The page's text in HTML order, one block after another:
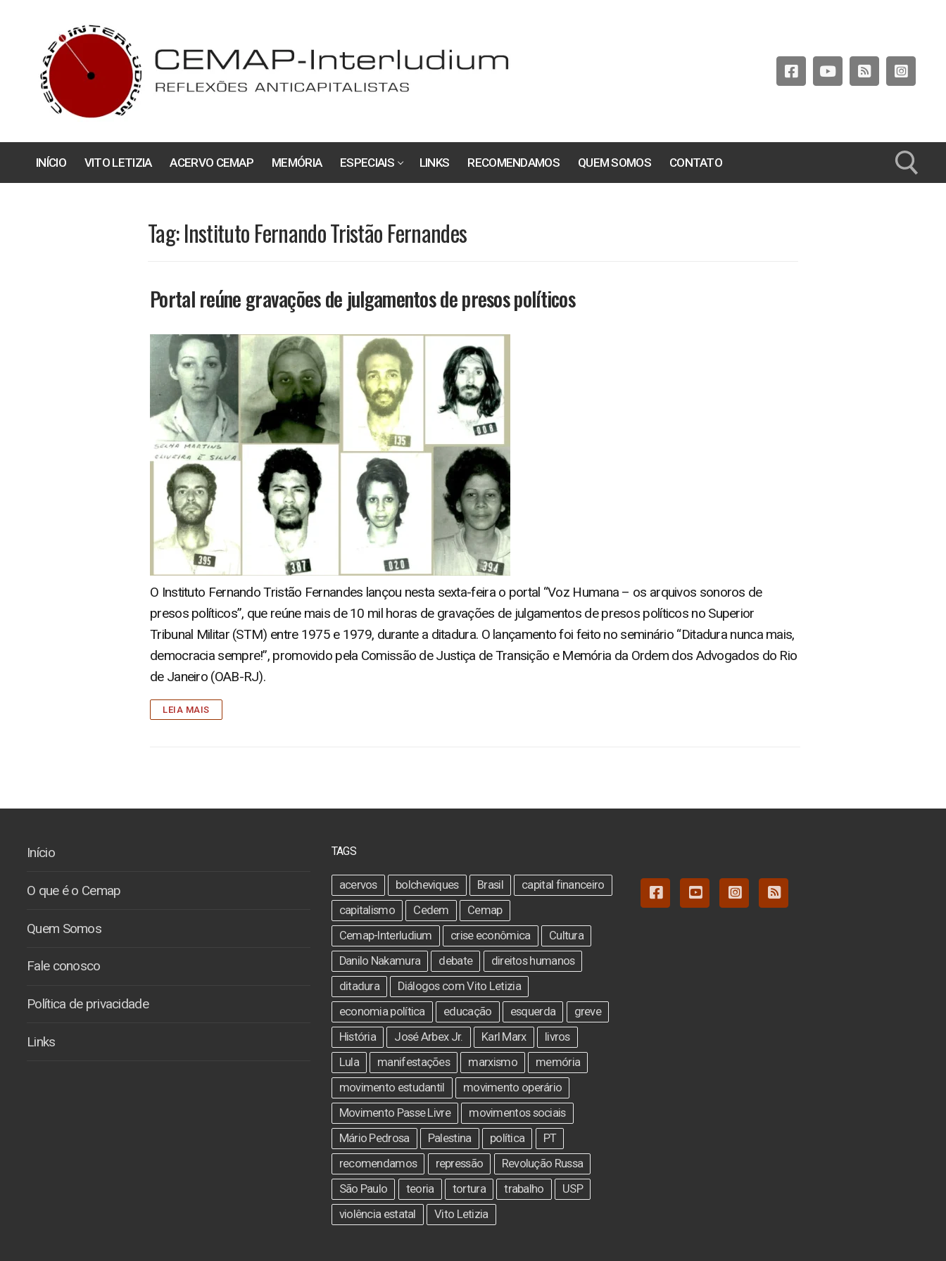
conteúdo
INÍCIO VITO LETIZIA ACERVO CEMAP MEMÓRIA ESPECIAIS LINKS RECOMENDAMOS QUEM SOMOS CONTATO
Tag:Instituto Fernando Tristão Fernandes
Portal reúne gravações de julgamentos de presos políticos
O Instituto Fernando Tristão Fernandes lançou nesta sexta-feira o portal “Voz Humana – os arquivos sonoros de
presos políticos”, que reúne mais de 10 mil horas de gravações de julgamentos de presos políticos no Superior
Tribunal Militar (STM) entre 1975 e 1979, durante a ditadura. O lançamento foi feito no seminário “Ditadura nunca mais,
democracia sempre!”, promovido pela Comissão de Justiça de Transição e Memória da Ordem dos Advogados do Rio
de Janeiro (OAB-RJ).
LEIA MAIS
Início
O que é o Cemap
Quem Somos
Fale conosco
Política de privacidade
Links
TAGS
acervos bolcheviques Brasil
capital financeiro
capitalismo
Cedem
Cemap
Cemap-Interludium
crise econômica
Cultura
Danilo Nakamura
debate
direitos humanos
ditadura
Diálogos com Vito Letizia
economia política
educação esquerda
greve
História
José Arbex Jr. Karl Marx
livros
Lula
manifestações marxismo
memória
movimento estudantil
movimento operário
Movimento Passe Livre
movimentos sociais
Mário Pedrosa
Palestina política
PT
recomendamos
repressão
Revolução Russa
São Paulo
teoria tortura trabalho
USP
violência estatal
Vito Letizia